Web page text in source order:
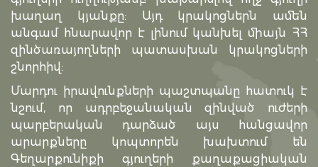
խաղաղ կյանքը: Այդ կրակոցներն ամեն
անգամ հնարավոր է լինում կանխել միայն ՀՀ
զինծառայողների պատասխան կրակոցների
շնորհիվ:
Մարդու իրավունքների պաշտպանը հատուկ է
նշում, որ ադրբեջանական զինված ուժերի
պարբերական դարձած այս հանցավոր
արարքները կոպտորեն խախտում են
Գեղարքունիքի գյուղերի քաղաքացիական